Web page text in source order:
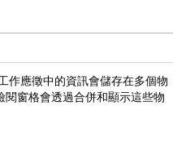
作應徵中的資訊會儲存在多個物
窗格會透過合併和顯示這些物